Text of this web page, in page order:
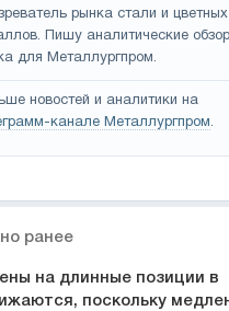
рынка стали и цветных
Пишу аналитические
для Металлургпром.
новостей и аналитики на
канале Металлургпром.
ранее
на длинные позиции в
поскольку